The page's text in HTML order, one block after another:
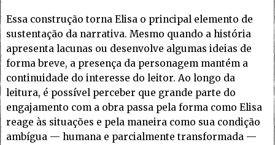
Essa construção torna Elisa o principal elemento de
sustentação da narrativa. Mesmo quando a história
apresenta lacunas ou desenvolve algumas ideias de
forma breve, a presença da personagem mantém a
continuidade do interesse do leitor. Ao longo da
leitura, é possível perceber que grande parte do
engajamento com a obra passa pela forma como Elisa
reage às situações e pela maneira como sua condição
ambígua — humana e parcialmente transformada —